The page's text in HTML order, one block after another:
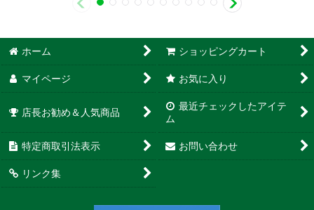
ホーム ショッピングカート
マイページ お気に入り
店長お勧め＆人気商品
最近チェックしたアイテ
ム
特定商取引法表示 お問い合わせ
リンク集